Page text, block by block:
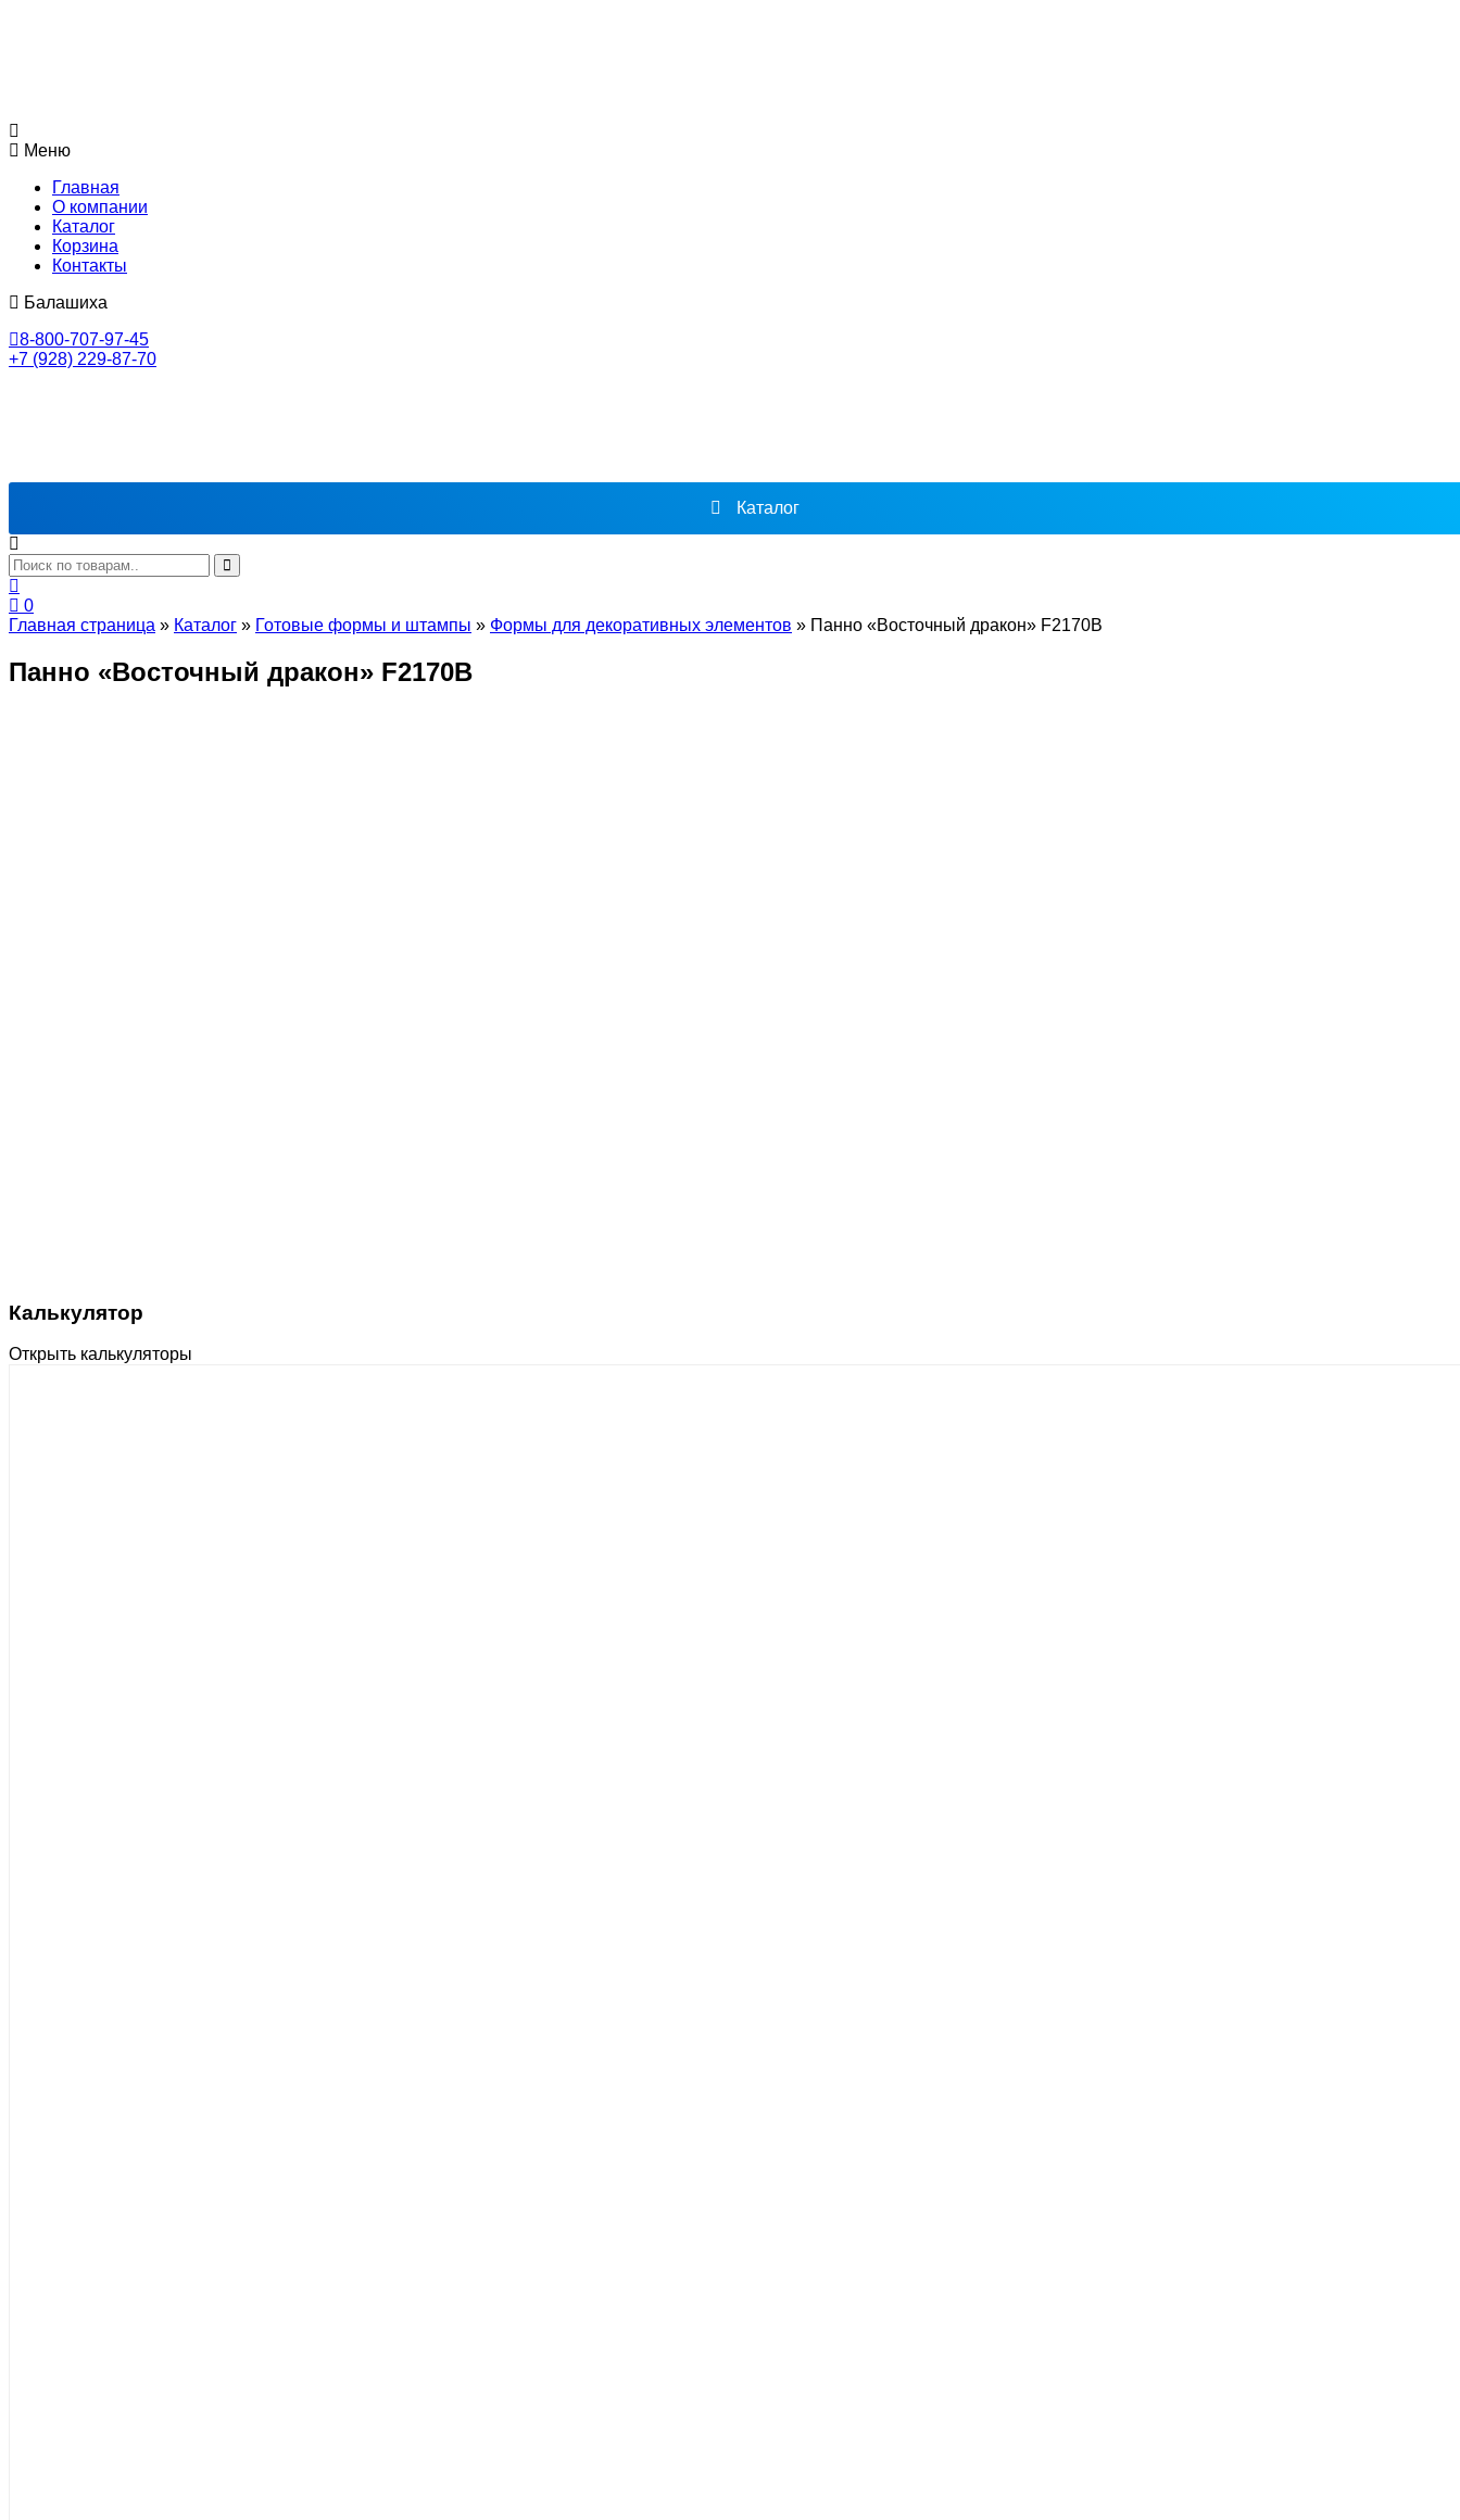
Меню
Главная
О компании
Каталог
Корзина
Контакты
Балашиха
8-800-707-97-45
+7 (928) 229-87-70
Каталог
0
Главная страница » Каталог » Готовые формы и штампы » Формы для декоративных элементов » Панно «Восточный дракон» F2170B
Панно «Восточный дракон» F2170B
Калькулятор
Открыть калькуляторы